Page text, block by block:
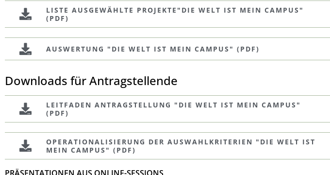
LISTE AUSGEWÄHLTE PROJEKTE"DIE WELT IST MEIN CAMPUS"
(PDF)
AUSWERTUNG "DIE WELT IST MEIN CAMPUS" (PDF)
Downloads für Antragstellende
LEITFADEN ANTRAGSTELLUNG "DIE WELT IST MEIN CAMPUS"
(PDF)
OPERATIONALISIERUNG DER AUSWAHLKRITERIEN "DIE WELT IST
MEIN CAMPUS" (PDF)